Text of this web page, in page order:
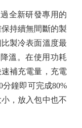
全新研發專用的
持續無間斷的製
製冷表面溫度最
溫。在使用功耗
補充電量，充電
鐘即可完成80%
，放入包中也不